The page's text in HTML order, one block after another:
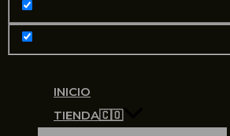
INICIO
TIENDA🇨🇴